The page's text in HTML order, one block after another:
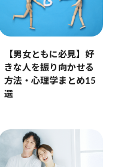
【男女ともに必見】好
きな人を振り向かせる
方法・心理学まとめ15
選